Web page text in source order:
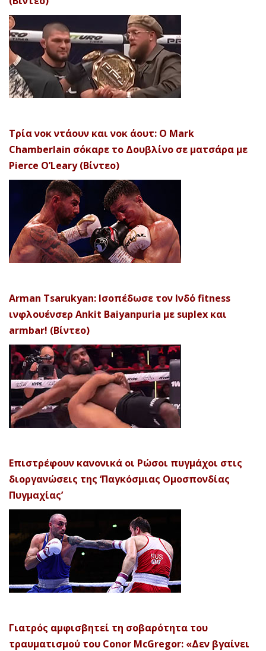
Τρία νοκ ντάουν και νοκ άουτ: Ο Mark
Chamberlain σόκαρε το Δουβλίνο σε ματσάρα με
Pierce O’Leary (Βίντεο)
Arman Tsarukyan: Ισοπέδωσε τον Ινδό fitness
ινφλουένσερ Ankit Baiyanpuria με suplex και
armbar! (Βίντεο)
Επιστρέφουν κανονικά οι Ρώσοι πυγμάχοι στις
διοργανώσεις της ‘Παγκόσμιας Ομοσπονδίας
Πυγμαχίας’
Γιατρός αμφισβητεί τη σοβαρότητα του
τραυματισμού του Conor McGregor: «Δεν βγαίνει